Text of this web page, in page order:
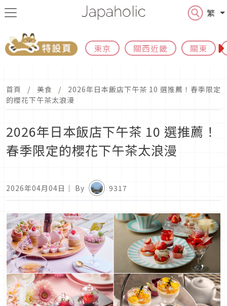
繁
東京 關西近畿 關東
首頁 美食
2026年日本飯店下午茶 10 選推薦！春季限定
的櫻花下午茶太浪漫
2026年日本飯店下午茶 10 選推薦！
春季限定的櫻花下午茶太浪漫
2026年04月04日 ｜ By 9317